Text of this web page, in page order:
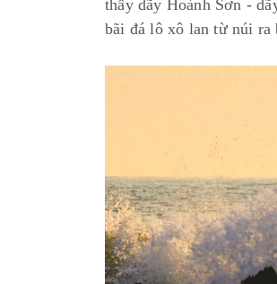
thấy dãy Hoành Sơn -
bãi đá lô xô lan từ núi ra